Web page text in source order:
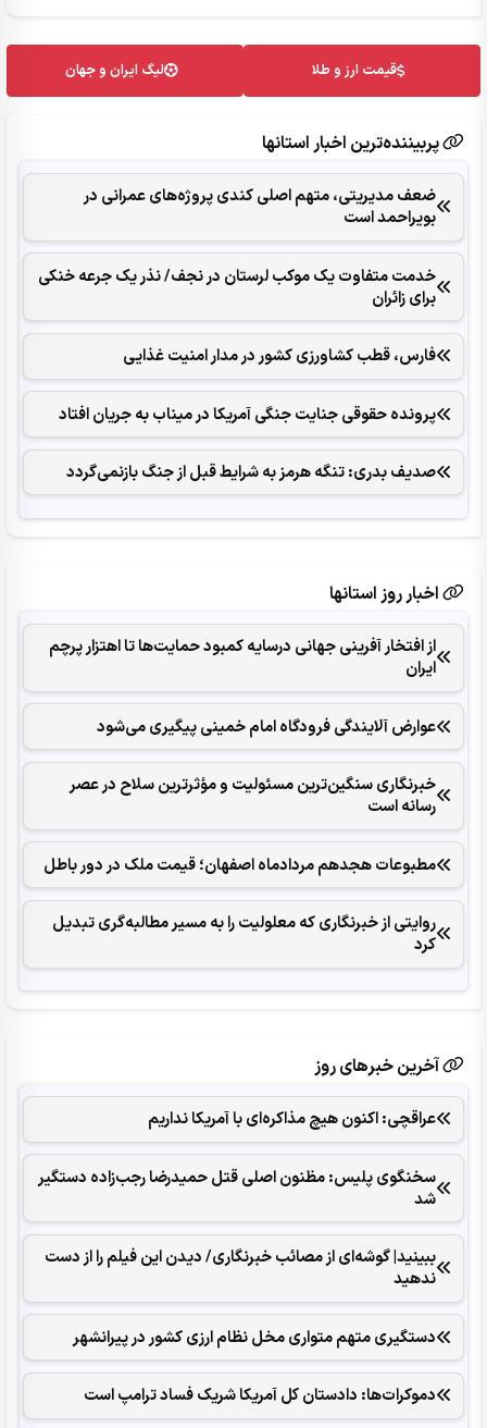
قیمت ارز و طلا لیگ ایران و جهان
پربیننده‌ترین اخبار استانها
ضعف مدیریتی، متهم اصلی کندی پروژه‌های عمرانی در
بویراحمد است
خدمت متفاوت یک موکب لرستان در نجف/ نذر یک جرعه خنکی
برای زائران
فارس، قطب کشاورزی کشور در مدار امنیت غذایی
پرونده حقوقی جنایت جنگی آمریکا در میناب به جریان افتاد
صدیف بدری: تنگه هرمز به شرایط قبل از جنگ بازنمی‌گردد
اخبار روز استانها
از افتخار آفرینی جهانی درسایه کمبود حمایت‌ها تا اهتزار پرچم
ایران
عوارض آلایندگی فرودگاه امام خمینی پیگیری می‌شود
خبرنگاری سنگین‌ترین مسئولیت و مؤثرترین سلاح در عصر
رسانه است
مطبوعات هجدهم مردادماه اصفهان؛ قیمت ملک در دور باطل
روایتی از خبرنگاری که معلولیت را به مسیر مطالبه‌گری تبدیل
کرد
آخرین خبرهای روز
عراقچی: اکنون هیچ مذاکره‌ای با آمریکا نداریم
سخنگوی پلیس: مظنون اصلی قتل حمیدرضا رجب‌زاده دستگیر
شد
ببینید| گوشه‌ای از مصائب خبرنگاری/ دیدن این فیلم را از دست
ندهید
دستگیری متهم متواری مخل نظام ارزی کشور در پیرانشهر
دموکرات‌ها: دادستان کل آمریکا شریک فساد ترامپ است